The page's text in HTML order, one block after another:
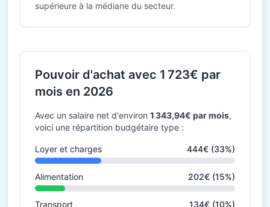
supérieure à la médiane du secteur.
Pouvoir d'achat avec 1 723€ par
mois en 2026
Avec un salaire net d'environ 1 343,94€ par mois,
voici une répartition budgétaire type :
Loyer et charges 444€ (33%)
Alimentation 202€ (15%)
Transport 134€ (10%)